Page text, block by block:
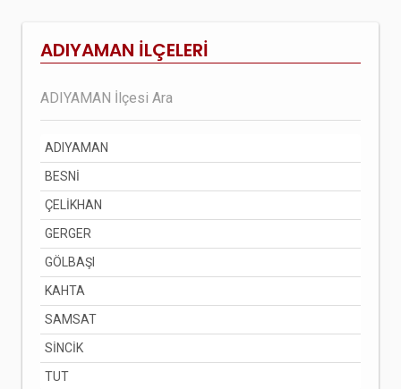
ADIYAMAN İLÇELERİ
ADIYAMAN
BESNİ
ÇELİKHAN
GERGER
GÖLBAŞI
KAHTA
SAMSAT
SİNCİK
TUT